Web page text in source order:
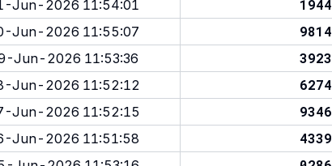
Jun-2026 11:54:01 1944
Jun-2026 11:55:07 9814
Jun-2026 11:53:36 3923
Jun-2026 11:52:12 6274
Jun-2026 11:52:15 9346
Jun-2026 11:51:58 4339